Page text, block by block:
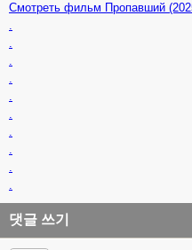
Смотреть фильм Пропавший
.
.
.
.
.
.
.
.
.
.
댓글 쓰기